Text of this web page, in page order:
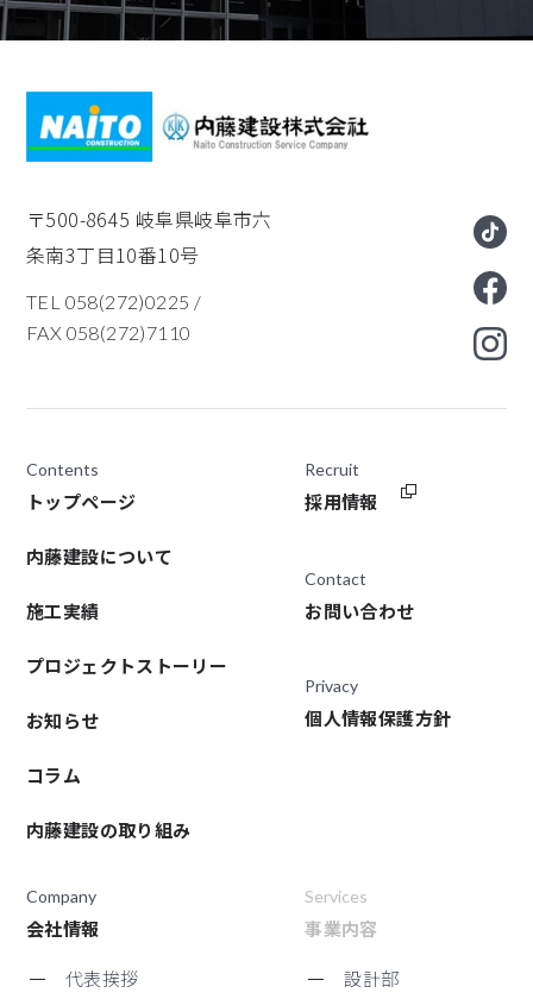
〒500-8645 岐阜県岐阜市六
条南3丁目10番10号
TEL 058(272)0225 /
FAX 058(272)7110
Contents
トップページ
内藤建設について
施工実績
プロジェクトストーリー
お知らせ
コラム
内藤建設の取り組み
Services
事業内容
設計部
Company
会社情報
代表挨拶
Recruit
採用情報
Contact
お問い合わせ
Privacy
個人情報保護方針